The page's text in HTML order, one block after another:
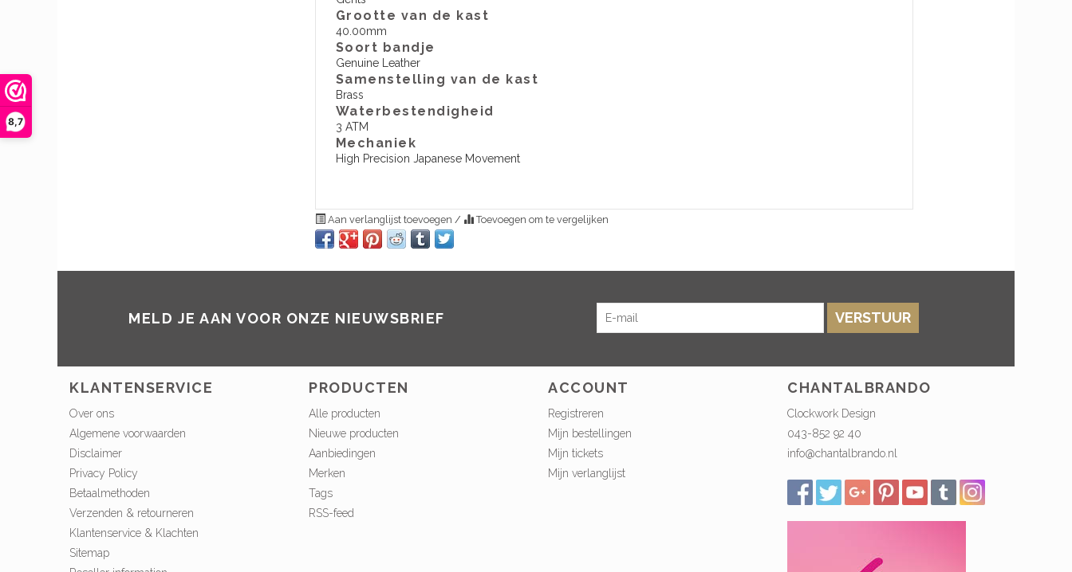
8,7
Grootte van de kast
40.00mm
Soort bandje
Genuine Leather
Samenstelling van de kast
Brass
Waterbestendigheid
3 ATM
​Mechaniek
High Precision Japanese Movement
Aan verlanglijst toevoegen / Toevoegen om te vergelijken
MELD JE AAN VOOR ONZE NIEUWSBRIEF VERSTUUR
KLANTENSERVICE
Over ons
Algemene voorwaarden
Disclaimer
Privacy Policy
Betaalmethoden
Verzenden & retourneren
Klantenservice & Klachten
Sitemap
PRODUCTEN
Alle producten
Nieuwe producten
Aanbiedingen
Merken
Tags
RSS-feed
ACCOUNT
Registreren
Mijn bestellingen
Mijn tickets
Mijn verlanglijst
CHANTALBRANDO
Clockwork Design
043-852 92 40
info@chantalbrando.nl